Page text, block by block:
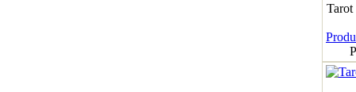
Tarot